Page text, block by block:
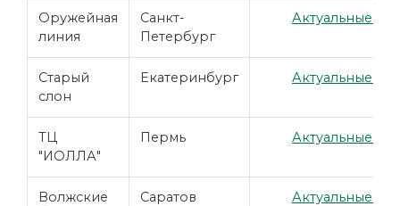
Оружейная
линия
Санкт-
Петербург
Актуальные
Старый
слон
Екатеринбург Актуальные
ТЦ
"ИОЛЛА"
Пермь Актуальные
Волжские
Саратов Актуальные